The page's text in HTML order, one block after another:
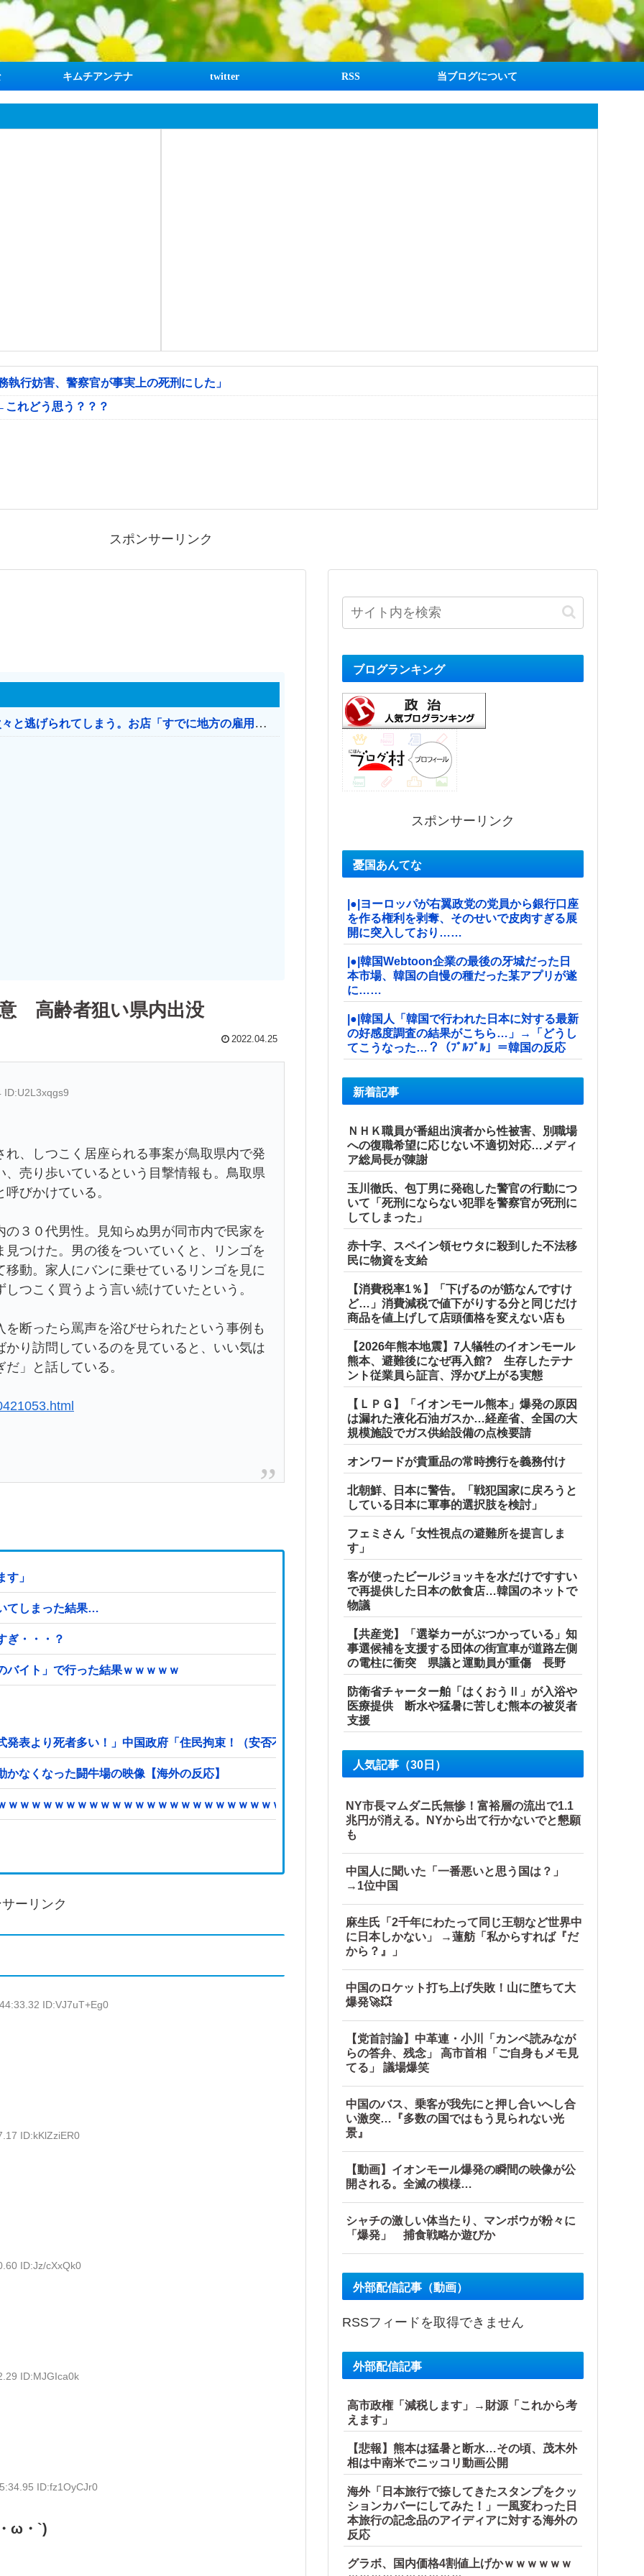
キムチアンテナ twitter RSS 当ブログについて
行妨害、警察官が事実上の死刑にした」
れどう思う？？？
スポンサーリンク
日本のお店、時給1500円でもミャンマー人に次々と逃げられてしまう。お店「すでに地方の雇用は崩壊」
高齢者狙い県内出没
2022.04.25
ID:U2L3xqgs9
、しつこく居座られる事案が鳥取県内で発
売り歩いているという目撃情報も。鳥取県
びかけている。
３０代男性。見知らぬ男が同市内で民家を
つけた。男の後をついていくと、リンゴを
動。家人にバンに乗せているリンゴを見に
つこく買うよう言い続けていたという。
断ったら罵声を浴びせられたという事例も
り訪問しているのを見ていると、いい気は
」と話している。
」
てしまった結果…
ぎ・・・？
バイト」で行った結果ｗｗｗｗｗ
表より死者多い！」中国政府「住民拘束！（安否不明」中国当局「救助隊動画も削除」台風13号「三峡ダム接近中」→
なくなった闘牛場の映像【海外の反応】
ｗｗｗｗｗｗｗｗｗｗｗｗｗｗｗｗｗｗｗｗｗｗｗｗｗｗｗｗｗｗｗｗｗｗｗｗｗｗｗｗ他
ーリンク
ID:VJ7uT+Eg0
ID:kKlZziER0
ID:Jz/cXxQk0
ID:MJGIca0k
ID:fz1OyCJr0
ω・`)
ブログランキング
スポンサーリンク
憂国あんてな
|●|ヨーロッパが右翼政党の党員から銀行口座
を作る権利を剥奪、そのせいで皮肉すぎる展
開に突入しており……
|●|韓国Webtoon企業の最後の牙城だった日
本市場、韓国の自慢の種だった某アプリが遂
に……
|●|韓国人「韓国で行われた日本に対する最新
の好感度調査の結果がこちら…」→「どうし
てこうなった…？（ﾌﾞﾙﾌﾞﾙ」＝韓国の反応
新着記事
ＮＨＫ職員が番組出演者から性被害、別職場
への復職希望に応じない不適切対応…メディ
ア総局長が陳謝
玉川徹氏、包丁男に発砲した警官の行動につ
いて「死刑にならない犯罪を警察官が死刑に
してしまった」
赤十字、スペイン領セウタに殺到した不法移
民に物資を支給
【消費税率1％】「下げるのが筋なんですけ
ど…」消費減税で値下がりする分と同じだけ
商品を値上げして店頭価格を変えない店も
【2026年熊本地震】7人犠牲のイオンモール
熊本、避難後になぜ再入館? 生存したテナ
ント従業員ら証言、浮かび上がる実態
【ＬＰＧ】「イオンモール熊本」爆発の原因
は漏れた液化石油ガスか…経産省、全国の大
規模施設でガス供給設備の点検要請
オンワードが貴重品の常時携行を義務付け
北朝鮮、日本に警告。「戦犯国家に戻ろうと
している日本に軍事的選択肢を検討」
フェミさん「女性視点の避難所を提言しま
す」
客が使ったビールジョッキを水だけですすい
で再提供した日本の飲食店…韓国のネットで
物議
【共産党】「選挙カーがぶつかっている」知
事選候補を支援する団体の街宣車が道路左側
の電柱に衝突 県議と運動員が重傷 長野
防衛省チャーター舶「はくおうⅡ」が入浴や
医療提供 断水や猛暑に苦しむ熊本の被災者
支援
人気記事（30日）
NY市長マムダニ氏無惨！富裕層の流出で1.1
兆円が消える。NYから出て行かないでと懇願
も
中国人に聞いた「一番悪いと思う国は？」
→1位中国
麻生氏「2千年にわたって同じ王朝など世界中
に日本しかない」 →蓮舫「私からすれば『だ
から？』」
中国のロケット打ち上げ失敗！山に堕ちて大
爆発🚀💥
【党首討論】中革連・小川「カンペ読みなが
らの答弁、残念」 高市首相「ご自身もメモ見
てる」 議場爆笑
中国のバス、乗客が我先にと押し合いへし合
い激突…『多数の国ではもう見られない光
景』
【動画】イオンモール爆発の瞬間の映像が公
開される。全滅の模様…
シャチの激しい体当たり、マンボウが粉々に
「爆発」 捕食戦略か遊びか
外部配信記事（動画）
RSSフィードを取得できません
外部配信記事
高市政権「減税します」→財源「これから考
えます」
【悲報】熊本は猛暑と断水…その頃、茂木外
相は中南米でニッコリ動画公開
海外「日本旅行で捺してきたスタンプをクッ
ションカバーにしてみた！」一風変わった日
本旅行の記念品のアイディアに対する海外の
反応
グラボ、国内価格4割値上げかｗｗｗｗｗｗ